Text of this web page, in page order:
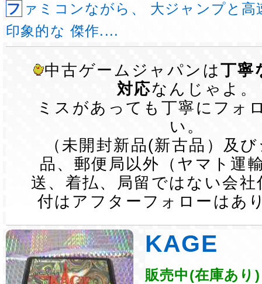
ファミコンながら、 大ジャンプと高速スクロールが
印象的な 傑作....
中古ゲームジャパンは丁寧
対応なんじゃよ。
ミスがあっても丁寧にフォ
い。
（未開封新品(新古品）及
品、郵便局以外（ヤマト運
送、着払、局留ではない会社
付はアフターフォローはあ
KAGE
販売中(在庫あり)